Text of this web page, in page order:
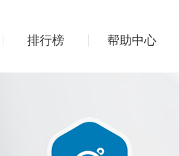
排行榜 帮助中心